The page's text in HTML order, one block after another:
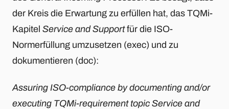
der Kreis die Erwartung zu erfüllen hat, das TQMi-
Kapitel Service and Supportfür die ISO-
Normerfüllung umzusetzen (exec) und zu
dokumentieren (doc):
Assuring ISO-compliance by documenting and/or
executing TQMi-requirement topic Service and